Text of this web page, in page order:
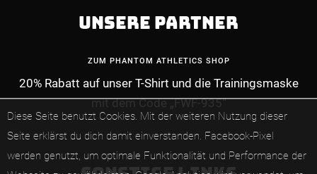
Diese Seite benutzt Cookies. Mit der weiteren Nutzung dieser
Seite erklärst du dich damit einverstanden. Facebook-Pixel
werden genutzt, um optimale Funktionalität und Performance der
MEHR INFOS ZUM PREMIUM-
UNSERE PARTNER
ZUM PHANTOM ATHLETICS SHOP
20% Rabatt auf unser T-Shirt und die Trainingsmaske
mit dem Code „FWF-935“